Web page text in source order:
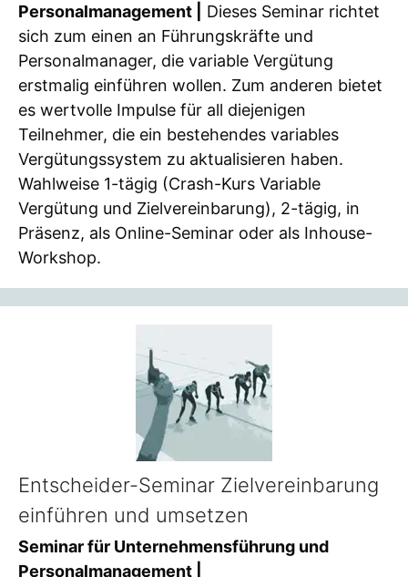
Personalmanagement |
Dieses Seminar richtet
sich zum einen an Führungskräfte und
Personalmanager, die variable Vergütung
erstmalig einführen wollen. Zum anderen bietet
es wertvolle Impulse für all diejenigen
Teilnehmer, die ein bestehendes variables
Vergütungssystem zu aktualisieren haben.
Wahlweise 1-tägig (Crash-Kurs Variable
Vergütung und Zielvereinbarung), 2-tägig, in
Präsenz, als Online-Seminar oder als Inhouse-
Workshop.
Entscheider-Seminar Zielvereinbarung
einführen und umsetzen
Seminar für Unternehmensführung und
Personalmanagement |